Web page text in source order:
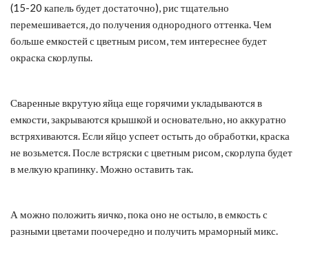
(15-20 капель будет достаточно), рис тщательно
перемешивается, до получения однородного оттенка. Чем
больше емкостей с цветным рисом, тем интереснее будет
окраска скорлупы.
Сваренные вкрутую яйца еще горячими укладываются в
емкости, закрываются крышкой и основательно, но аккуратно
встряхиваются. Если яйцо успеет остыть до обработки, краска
не возьмется. После встряски с цветным рисом, скорлупа будет
в мелкую крапинку. Можно оставить так.
А можно положить яичко, пока оно не остыло, в емкость с
разными цветами поочередно и получить мраморный микс.